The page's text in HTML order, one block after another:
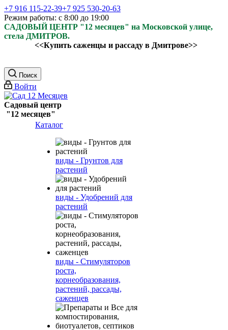
+7 916 115-22-39+7 925 530-20-63
Режим работы: с 8:00 до 19:00
САДОВЫЙ ЦЕНТР "12 месяцев" на Московской улице,
стела ДМИТРОВ.
<<Купить саженцы и рассаду в Дмитрове>>
Поиск
Войти
Садовый центр
"12 месяцев"
Каталог
виды - Грунтов для
растений
виды - Удобрений для
растений
виды - Стимуляторов
роста,
корнеобразования,
растений, рассады,
саженцев